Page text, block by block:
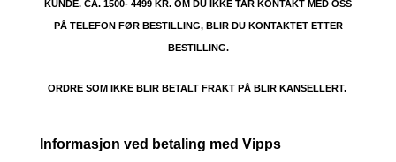
KUNDE. CA. 1500- 4499 KR. OM DU IKKE TAR KONTAKT MED OSS
PÅ TELEFON FØR BESTILLING, BLIR DU KONTAKTET ETTER
BESTILLING.
ORDRE SOM IKKE BLIR BETALT FRAKT PÅ BLIR KANSELLERT.
Informasjon ved betaling med Vipps